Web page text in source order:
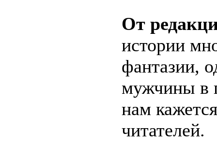
От
истории
фантазии,
мужчины в
нам
читателей.